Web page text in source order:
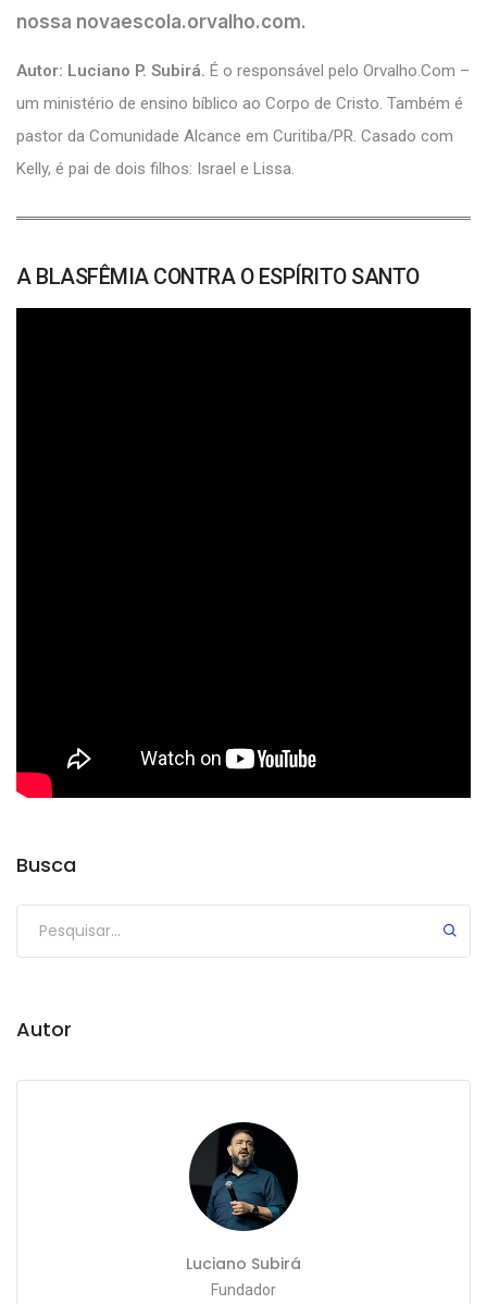
nossa novaescola.orvalho.com.
Autor: Luciano P. Subirá. É o responsável pelo Orvalho.Com –
um ministério de ensino bíblico ao Corpo de Cristo. Também é
pastor da Comunidade Alcance em Curitiba/PR. Casado com
Kelly, é pai de dois filhos: Israel e Lissa.
A BLASFÊMIA CONTRA O ESPÍRITO SANTO
Busca
Autor
Luciano Subirá
Fundador